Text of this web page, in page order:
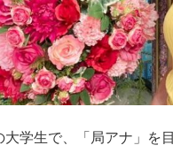
大学生で、「局アナ」を